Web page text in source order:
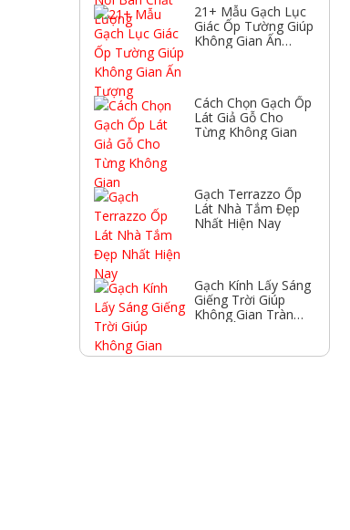
21+ Mẫu Gạch Lục
Giác Ốp Tường Giúp
Không Gian Ấn
Cách Chọn Gạch Ốp
Lát Giả Gỗ Cho
Từng Không Gian
Gạch Terrazzo Ốp
Lát Nhà Tắm Đẹp
Nhất Hiện Nay
Gạch Kính Lấy Sáng
Giếng Trời Giúp
Không Gian Tràn